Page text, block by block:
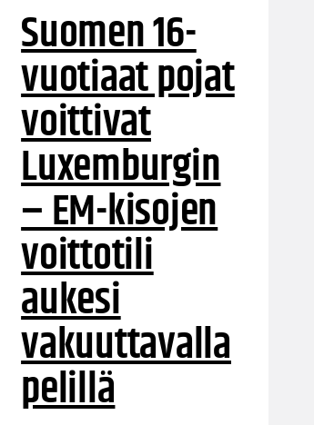
Suomen 16-
vuotiaat pojat
voittivat
Luxemburgin
– EM-kisojen
voittotili
aukesi
vakuuttavalla
pelillä